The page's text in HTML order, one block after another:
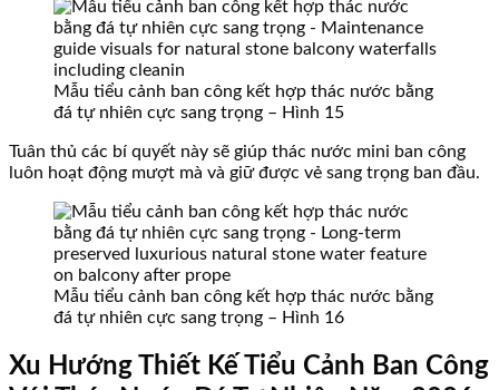
Mẫu tiểu cảnh ban công kết hợp thác nước bằng
đá tự nhiên cực sang trọng – Hình 15
Tuân thủ các bí quyết này sẽ giúp thác nước mini ban công
luôn hoạt động mượt mà và giữ được vẻ sang trọng ban đầu.
Mẫu tiểu cảnh ban công kết hợp thác nước bằng
đá tự nhiên cực sang trọng – Hình 16
Xu Hướng Thiết Kế Tiểu Cảnh Ban Công